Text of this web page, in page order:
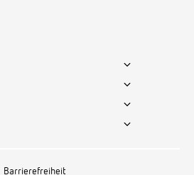
Barrierefreiheit